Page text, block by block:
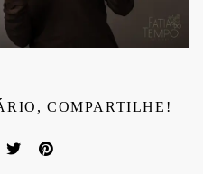
COMPARTILHE!